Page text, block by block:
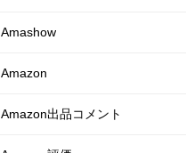
Amashow
Amazon
Amazon出品コメント